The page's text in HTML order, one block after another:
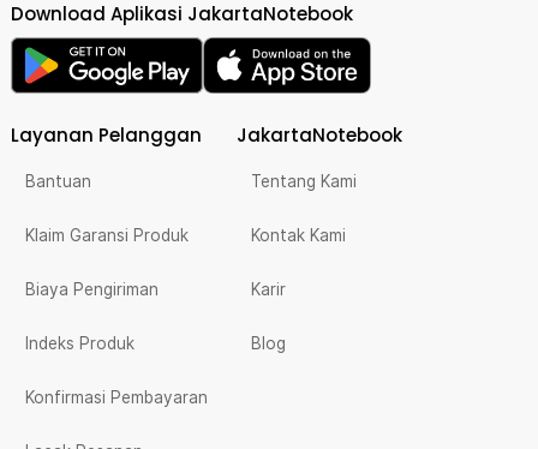
Download Aplikasi JakartaNotebook
Layanan Pelanggan
Bantuan
Klaim Garansi Produk
Biaya Pengiriman
Indeks Produk
Konfirmasi Pembayaran
JakartaNotebook
Tentang Kami
Kontak Kami
Karir
Blog